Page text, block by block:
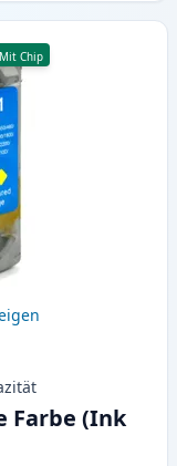
Mit Chip
Farbe (Ink